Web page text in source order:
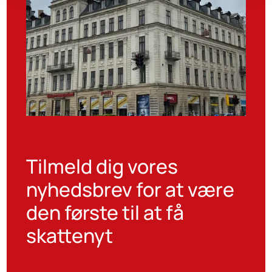
Tilmeld dig vores
nyhedsbrev for at være
den første til at få
skattenyt